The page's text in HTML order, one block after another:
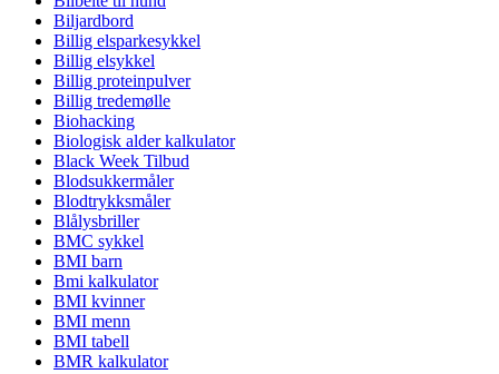
Biljardbord
Billig elsparkesykkel
Billig elsykkel
Billig proteinpulver
Billig tredemølle
Biohacking
Biologisk alder kalkulator
Black Week Tilbud
Blodsukkermåler
Blodtrykksmåler
Blålysbriller
BMC sykkel
BMI barn
Bmi kalkulator
BMI kvinner
BMI menn
BMI tabell
BMR kalkulator